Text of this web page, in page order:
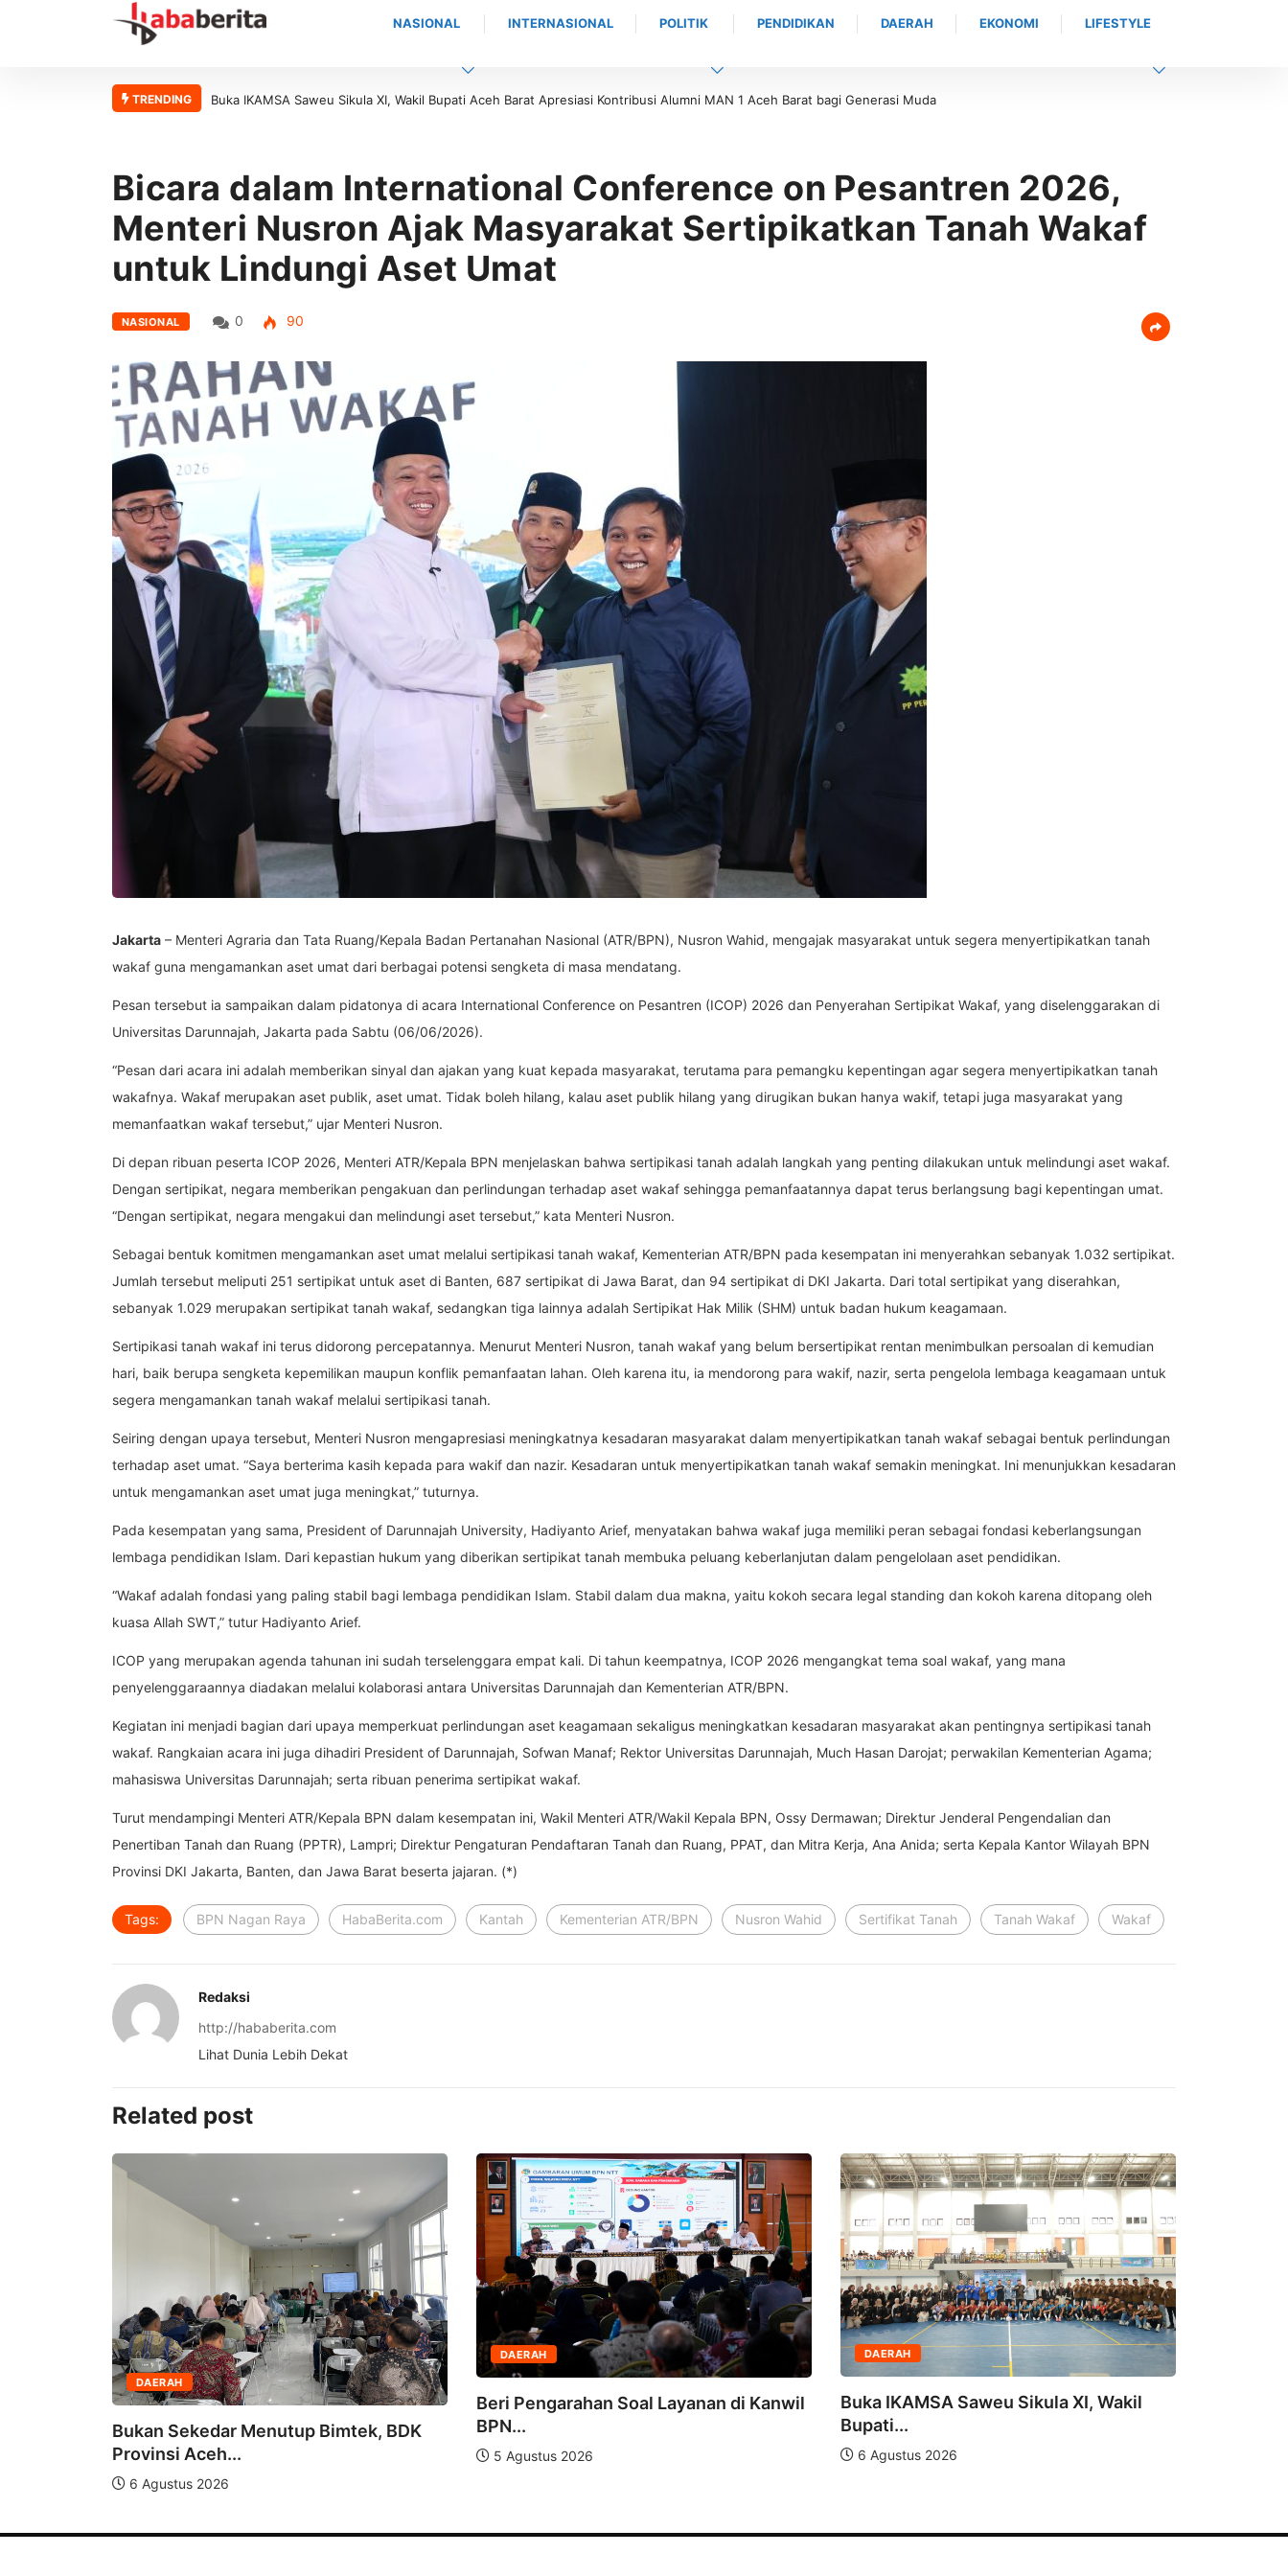
NASIONAL INTERNASIONAL POLITIK PENDIDIKAN DAERAH EKONOMI LIFESTYLE
TRENDING
Sikula XI, Wakil Bupati Aceh Barat Apresiasi Kontribusi Alumni MAN 1 Aceh Barat bagi Generasi MudaBukan Sekedar Menutup Bimtek, BDK Provinsi Aceh Perkuat Fondasi Pelatihan Berkualitas
Bicara dalam International Conference on Pesantren 2026,
Menteri Nusron Ajak Masyarakat Sertipikatkan Tanah Wakaf
untuk Lindungi Aset Umat
NASIONAL 0 90
Jakarta – Menteri Agraria dan Tata Ruang/Kepala Badan Pertanahan Nasional (ATR/BPN), Nusron Wahid, mengajak masyarakat untuk segera menyertipikatkan tanah
wakaf guna mengamankan aset umat dari berbagai potensi sengketa di masa mendatang.
Pesan tersebut ia sampaikan dalam pidatonya di acara International Conference on Pesantren (ICOP) 2026 dan Penyerahan Sertipikat Wakaf, yang diselenggarakan di
Universitas Darunnajah, Jakarta pada Sabtu (06/06/2026).
“Pesan dari acara ini adalah memberikan sinyal dan ajakan yang kuat kepada masyarakat, terutama para pemangku kepentingan agar segera menyertipikatkan tanah
wakafnya. Wakaf merupakan aset publik, aset umat. Tidak boleh hilang, kalau aset publik hilang yang dirugikan bukan hanya wakif, tetapi juga masyarakat yang
memanfaatkan wakaf tersebut,” ujar Menteri Nusron.
Di depan ribuan peserta ICOP 2026, Menteri ATR/Kepala BPN menjelaskan bahwa sertipikasi tanah adalah langkah yang penting dilakukan untuk melindungi aset wakaf.
Dengan sertipikat, negara memberikan pengakuan dan perlindungan terhadap aset wakaf sehingga pemanfaatannya dapat terus berlangsung bagi kepentingan umat.
“Dengan sertipikat, negara mengakui dan melindungi aset tersebut,” kata Menteri Nusron.
Sebagai bentuk komitmen mengamankan aset umat melalui sertipikasi tanah wakaf, Kementerian ATR/BPN pada kesempatan ini menyerahkan sebanyak 1.032 sertipikat.
Jumlah tersebut meliputi 251 sertipikat untuk aset di Banten, 687 sertipikat di Jawa Barat, dan 94 sertipikat di DKI Jakarta. Dari total sertipikat yang diserahkan,
sebanyak 1.029 merupakan sertipikat tanah wakaf, sedangkan tiga lainnya adalah Sertipikat Hak Milik (SHM) untuk badan hukum keagamaan.
Sertipikasi tanah wakaf ini terus didorong percepatannya. Menurut Menteri Nusron, tanah wakaf yang belum bersertipikat rentan menimbulkan persoalan di kemudian
hari, baik berupa sengketa kepemilikan maupun konflik pemanfaatan lahan. Oleh karena itu, ia mendorong para wakif, nazir, serta pengelola lembaga keagamaan untuk
segera mengamankan tanah wakaf melalui sertipikasi tanah.
Seiring dengan upaya tersebut, Menteri Nusron mengapresiasi meningkatnya kesadaran masyarakat dalam menyertipikatkan tanah wakaf sebagai bentuk perlindungan
terhadap aset umat. “Saya berterima kasih kepada para wakif dan nazir. Kesadaran untuk menyertipikatkan tanah wakaf semakin meningkat. Ini menunjukkan kesadaran
untuk mengamankan aset umat juga meningkat,” tuturnya.
Pada kesempatan yang sama, President of Darunnajah University, Hadiyanto Arief, menyatakan bahwa wakaf juga memiliki peran sebagai fondasi keberlangsungan
lembaga pendidikan Islam. Dari kepastian hukum yang diberikan sertipikat tanah membuka peluang keberlanjutan dalam pengelolaan aset pendidikan.
“Wakaf adalah fondasi yang paling stabil bagi lembaga pendidikan Islam. Stabil dalam dua makna, yaitu kokoh secara legal standing dan kokoh karena ditopang oleh
kuasa Allah SWT,” tutur Hadiyanto Arief.
ICOP yang merupakan agenda tahunan ini sudah terselenggara empat kali. Di tahun keempatnya, ICOP 2026 mengangkat tema soal wakaf, yang mana
penyelenggaraannya diadakan melalui kolaborasi antara Universitas Darunnajah dan Kementerian ATR/BPN.
Kegiatan ini menjadi bagian dari upaya memperkuat perlindungan aset keagamaan sekaligus meningkatkan kesadaran masyarakat akan pentingnya sertipikasi tanah
wakaf. Rangkaian acara ini juga dihadiri President of Darunnajah, Sofwan Manaf; Rektor Universitas Darunnajah, Much Hasan Darojat; perwakilan Kementerian Agama;
mahasiswa Universitas Darunnajah; serta ribuan penerima sertipikat wakaf.
Turut mendampingi Menteri ATR/Kepala BPN dalam kesempatan ini, Wakil Menteri ATR/Wakil Kepala BPN, Ossy Dermawan; Direktur Jenderal Pengendalian dan
Penertiban Tanah dan Ruang (PPTR), Lampri; Direktur Pengaturan Pendaftaran Tanah dan Ruang, PPAT, dan Mitra Kerja, Ana Anida; serta Kepala Kantor Wilayah BPN
Provinsi DKI Jakarta, Banten, dan Jawa Barat beserta jajaran. (*)
Tags: BPN Nagan Raya HabaBerita.com Kantah Kementerian ATR/BPN Nusron Wahid Sertifikat Tanah Tanah Wakaf Wakaf
Redaksi
http://hababerita.com
Lihat Dunia Lebih Dekat
Related post
DAERAH
Bukan Sekedar Menutup Bimtek, BDK
Provinsi Aceh...
6 Agustus 2026
DAERAH
Beri Pengarahan Soal Layanan di Kanwil
BPN...
5 Agustus 2026
DAERAH
Buka IKAMSA Saweu Sikula XI, Wakil
Bupati...
6 Agustus 2026